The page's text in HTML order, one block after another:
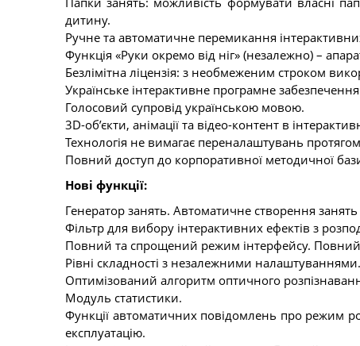
дитину.
Ручне та автоматичне перемикання
Функція «Руки окремо від ніг» (незалежно) –
Безлімітна ліцензія: з необмеженим строком
Українське інтерактивне програмне
Голосовий супровід українською мовою.
3D-об’єкти, анімації та відео-контент в
Технологія не вимагає переналаштувань
Повний доступ до корпоративної методичної
Нові функції:
Генератор занять. Автоматичне створення занять
Фільтр для вибору інтерактивних ефектів з
Повний та спрощений режим інтерфейсу.
Рівні складності з незалежними налаштуваннями.
Оптимізований алгоритм оптичного
Модуль статистики.
Функції автоматичних повідомлень про режим
експлуатацію.